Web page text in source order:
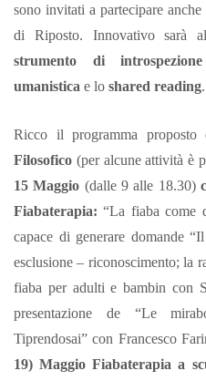
sono invitati a partecipare
di Riposto. Innovativo sarà
strumento di introspezione
umanistica e lo shared reading.
Ricco il programma proposto
Filosofico (per alcune attività è
15 Maggio (dalle 9 alle 18.30)
Fiabaterapia: “La fiaba come
capace di generare domande
esclusione – riconoscimento; la
fiaba per adulti e bambin con
presentazione de “Le
Tiprendosai” con Francesco
19) Maggio Fiabaterapia a